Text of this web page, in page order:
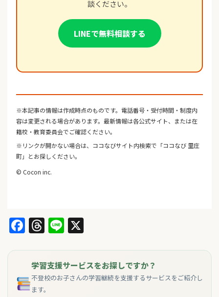
談ください。
LINEで無料相談する
※本記事の情報は作成時点のものです。電話番号・受付時間・制度内
容は変更される場合があります。最新情報は各公式サイト、または在
籍校・教育委員会でご確認ください。
※リンクが開かない場合は、ココなびサイト内検索で「ココなび 里庄
町」とお探しください。
© Cocon inc.
Facebook
Threads
Line
学習支援サービスをお探しですか？
不登校のお子さんの学習継続を支援するサービスをご紹介し
ます。